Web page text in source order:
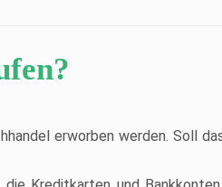
erworben werden. Soll